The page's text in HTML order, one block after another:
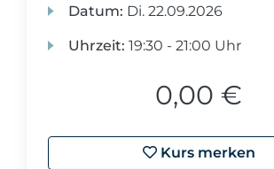
Datum: Di. 22.09.2026
Uhrzeit: 19:30 - 21:00 Uhr
0,00 €
Kurs merken